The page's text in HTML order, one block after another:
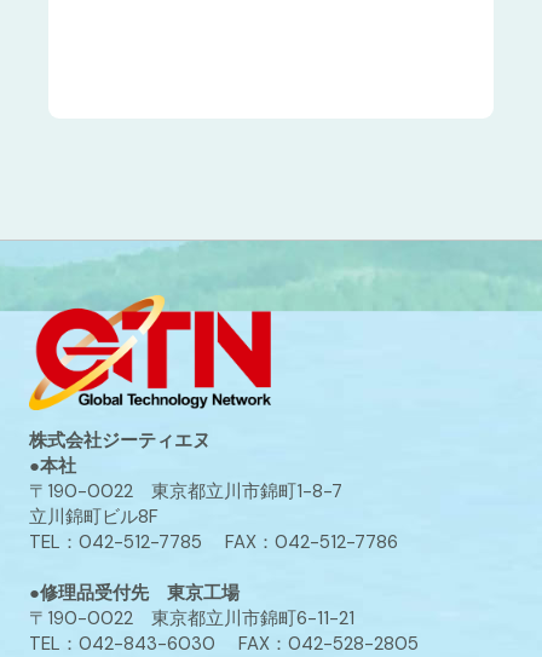
株式会社ジーティエヌ
●本社
〒190-0022 東京都立川市錦町1-8-7
立川錦町ビル8F
TEL：042-512-7785 FAX：042-512-7786
●修理品受付先 東京工場
〒190-0022 東京都立川市錦町6-11-21
TEL：042-843-6030 FAX：042-528-2805